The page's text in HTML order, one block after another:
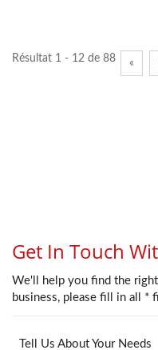
Résultat 1 - 12 de 88 «